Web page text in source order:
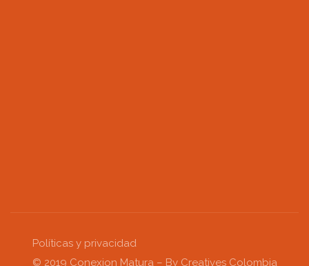
Políticas y privacidad
© 2019 Conexion Matura – By Creatives Colombia